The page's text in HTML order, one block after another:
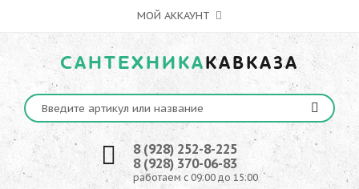
МОЙ АККАУНТ
САНТЕХНИКАКАВКАЗА
8 (928) 252-8-225
8 (928) 370-06-83
работаем с 09:00 до 15:00